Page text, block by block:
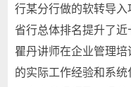
行某分行做的软转导
省行总体排名提升了近
瞿丹讲师在企业管理
的实际工作经验和系